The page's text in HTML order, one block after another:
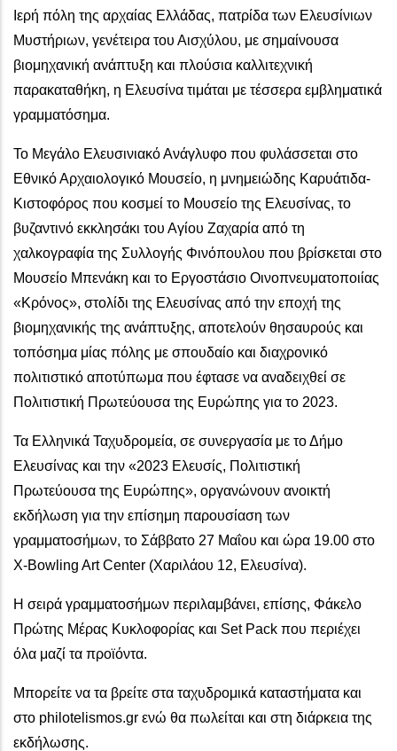
Ιερή πόλη της αρχαίας Ελλάδας, πατρίδα των Ελευσίνιων
Μυστήριων, γενέτειρα του Αισχύλου, με σημαίνουσα
βιομηχανική ανάπτυξη και πλούσια καλλιτεχνική
παρακαταθήκη, η Ελευσίνα τιμάται με τέσσερα εμβληματικά
γραμματόσημα.
Το Μεγάλο Ελευσινιακό Ανάγλυφο που φυλάσσεται στο
Εθνικό Αρχαιολογικό Μουσείο, η μνημειώδης Καρυάτιδα-
Κιστοφόρος που κοσμεί το Μουσείο της Ελευσίνας, το
βυζαντινό εκκλησάκι του Αγίου Ζαχαρία από τη
χαλκογραφία της Συλλογής Φινόπουλου που βρίσκεται στο
Μουσείο Μπενάκη και το Εργοστάσιο Οινοπνευματοποιίας
«Κρόνος», στολίδι της Ελευσίνας από την εποχή της
βιομηχανικής της ανάπτυξης, αποτελούν θησαυρούς και
τοπόσημα μίας πόλης με σπουδαίο και διαχρονικό
πολιτιστικό αποτύπωμα που έφτασε να αναδειχθεί σε
Πολιτιστική Πρωτεύουσα της Ευρώπης για το 2023.
Τα Ελληνικά Ταχυδρομεία, σε συνεργασία με το Δήμο
Ελευσίνας και την «2023 Ελευσίς, Πολιτιστική
Πρωτεύουσα της Ευρώπης», οργανώνουν ανοικτή
εκδήλωση για την επίσημη παρουσίαση των
γραμματοσήμων, το Σάββατο 27 Μαΐου και ώρα 19.00 στο
X-Bowling Art Center (Χαριλάου 12, Ελευσίνα).
Η σειρά γραμματοσήμων περιλαμβάνει, επίσης, Φάκελο
Πρώτης Μέρας Κυκλοφορίας και Set Pack που περιέχει
όλα μαζί τα προϊόντα.
Μπορείτε να τα βρείτε στα ταχυδρομικά καταστήματα και
στο philotelismos.gr ενώ θα πωλείται και στη διάρκεια της
εκδήλωσης.